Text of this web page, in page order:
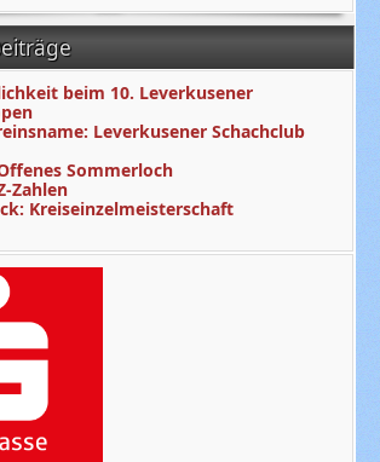
beim 10. Leverkusener
Leverkusener Schachclub
Sommerloch
Zahlen
Kreiseinzelmeisterschaft